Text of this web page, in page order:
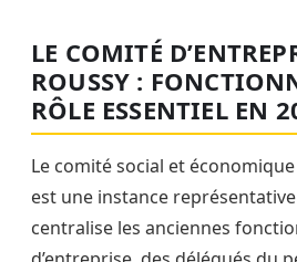
LE COMITÉ
ROUSSY :
RÔLE ESSENTIEL EN
Le comité social et
est une instance
centralise les anciennes